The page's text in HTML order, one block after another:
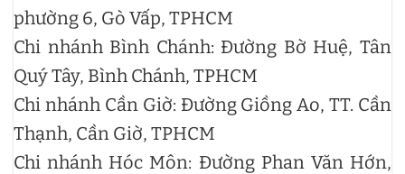
phường 6, Gò Vấp, TPHCM
Chi nhánh Bình Chánh: Đường Bờ Huệ, Tân
Quý Tây, Bình Chánh, TPHCM
Chi nhánh Cần Giờ: Đường Giồng Ao, TT. Cần
Thạnh, Cần Giờ, TPHCM
Chi nhánh Hóc Môn: Đường Phan Văn Hớn,